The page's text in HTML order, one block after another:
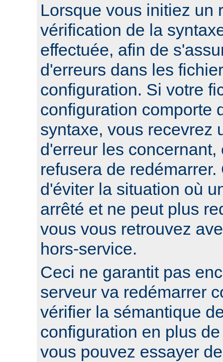
Lorsque vous initiez un
vérification de la
effectuée, afin de
d'erreurs dans les
configuration. Si votre
configuration comporte
syntaxe, vous recevrez
d'erreur les concernant,
refusera de
d'éviter la situation où
arrêté et ne peut plus
vous vous retrouvez
hors-service.
Ceci ne garantit pas
serveur va redémarrer
vérifier la sémantique
configuration en plus
vous pouvez essayer